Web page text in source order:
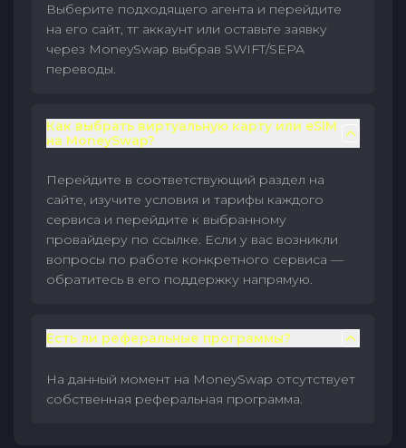
Выберите подходящего агента и перейдите
на его сайт, тг аккаунт или оставьте заявку
через MoneySwap выбрав SWIFT/SEPA
переводы.
Как выбрать виртуальную карту или eSIM
на MoneySwap?
Перейдите в соответствующий раздел на
сайте, изучите условия и тарифы каждого
сервиса и перейдите к выбранному
провайдеру по ссылке. Если у вас возникли
вопросы по работе конкретного сервиса —
обратитесь в его поддержку напрямую.
Есть ли реферальные программы?
На данный момент на MoneySwap отсутствует
собственная реферальная программа.